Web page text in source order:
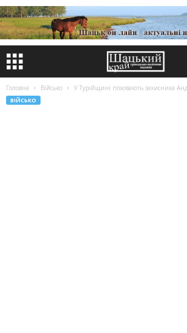
Головна Військо У Турійщині поховають захисника
ВІЙСЬКО